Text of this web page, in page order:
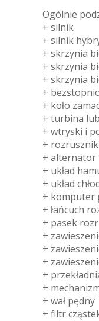
Ogólnie
+ silnik
+ silnik
+ skrzynia
+ skrzynia
+ skrzynia
+
+ koło
+ turbina
+ wtryski i
+ rozrusznik
+ alternator
+ układ
+ układ
+ komputer
+ łańcuch
+ pasek
+
+
+
+
+
+ wał pędny
+ filtr